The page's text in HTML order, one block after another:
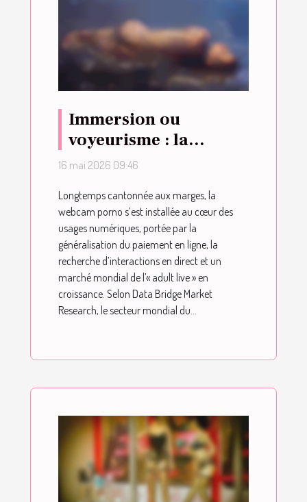
Immersion ou
voyeurisme : la
webcam porno, nouvel
partagé ?
16 mai 2026 09:46
Longtemps cantonnée aux marges, la
webcam porno s’est installée au cœur des
usages numériques, portée par la
généralisation du paiement en ligne, la
recherche d’interactions en direct et un
marché mondial de l’« adult live » en
croissance. Selon Data Bridge Market
Research, le secteur mondial du...